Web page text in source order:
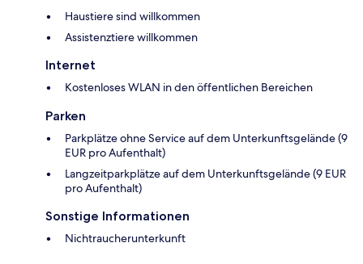
Haustiere sind willkommen
Assistenztiere willkommen
Internet
Kostenloses WLAN in den öffentlichen Bereichen
Parken
Parkplätze ohne Service auf dem Unterkunftsgelände (9
EUR pro Aufenthalt)
Langzeitparkplätze auf dem Unterkunftsgelände (9 EUR
pro Aufenthalt)
Sonstige Informationen
Nichtraucherunterkunft